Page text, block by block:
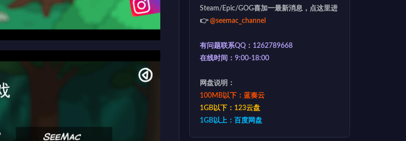
Steam/Epic/GOG喜加一最新消息，点这里进
👉@seemac_channel
有问题联系QQ：1262789668
在线时间：9:00-18:00
网盘说明：
100MB以下：蓝奏云
1GB以下：123云盘
1GB以上：百度网盘